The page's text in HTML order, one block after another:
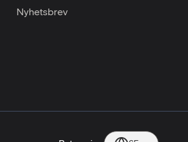
Nyhetsbrev